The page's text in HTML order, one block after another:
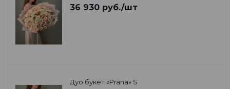
36 930 руб./шт
Дуо букет «Prana» S